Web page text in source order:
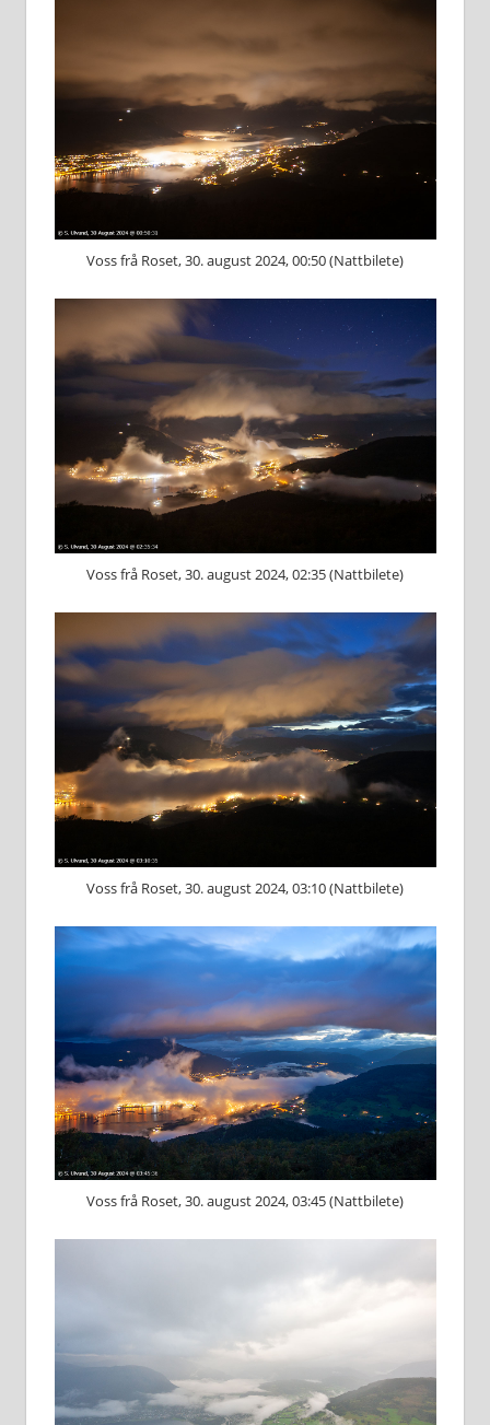
Voss frå Roset, 30. august 2024, 00:50 (Nattbilete)
Voss frå Roset, 30. august 2024, 02:35 (Nattbilete)
Voss frå Roset, 30. august 2024, 03:10 (Nattbilete)
Voss frå Roset, 30. august 2024, 03:45 (Nattbilete)